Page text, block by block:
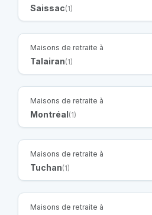
Saissac(1)
Maisons de retraite à
Talairan(1)
Maisons de retraite à
Montréal(1)
Maisons de retraite à
Tuchan(1)
Maisons de retraite à